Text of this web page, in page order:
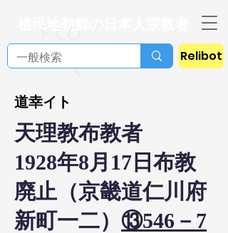
Relibot
道幸イト
天理教布教者
1928年8月17日布教
廃止（京畿道仁川府
新町一二） ⑬546－7